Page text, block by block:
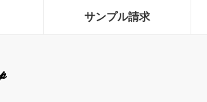
サンプル請求